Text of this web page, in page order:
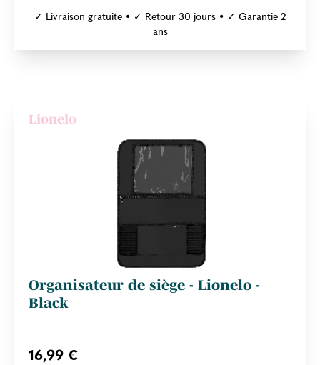
✓ Livraison gratuite • ✓ Retour 30 jours • ✓ Garantie 2
ans
Lionelo
Organisateur de siège - Lionelo -
Black
16,99 €